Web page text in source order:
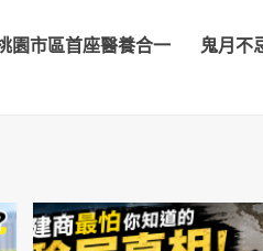
園市區首座醫養合一
鬼月不